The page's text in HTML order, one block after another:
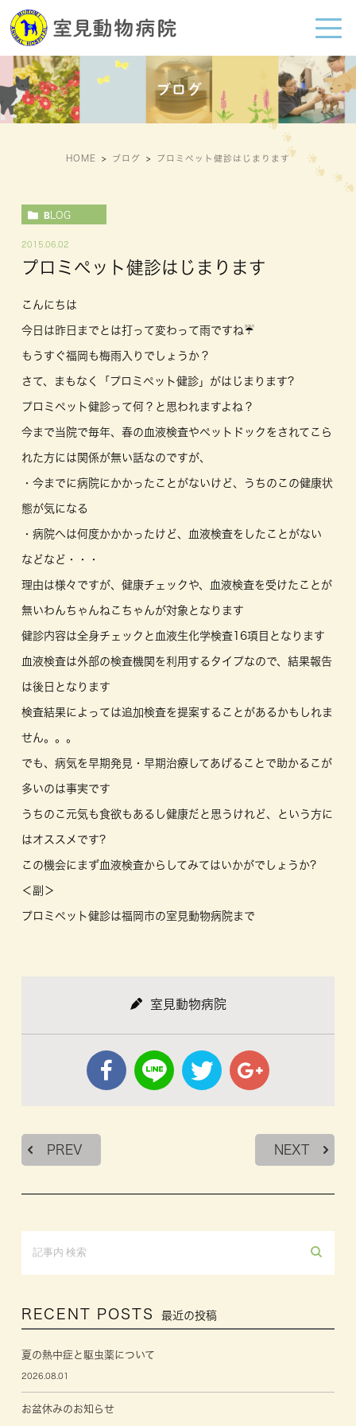
ブログ
HOME ブログ プロミペット健診はじまります
BLOG
2015.06.02
プロミペット健診はじまります
こんにちは
今日は昨日までとは打って変わって雨ですね☔️
もうすぐ福岡も梅雨入りでしょうか？
さて、まもなく「プロミペット健診」がはじまります?
プロミペット健診って何？と思われますよね？
今まで当院で毎年、春の血液検査やペットドックをされてこら
れた方には関係が無い話なのですが、
・今までに病院にかかったことがないけど、うちのこの健康状
態が気になる
・病院へは何度かかかったけど、血液検査をしたことがない
などなど・・・
理由は様々ですが、健康チェックや、血液検査を受けたことが
無いわんちゃんねこちゃんが対象となります
健診内容は全身チェックと血液生化学検査16項目となります
血液検査は外部の検査機関を利用するタイプなので、結果報告
は後日となります
検査結果によっては追加検査を提案することがあるかもしれま
せん。。。
でも、病気を早期発見・早期治療してあげることで助かるこが
多いのは事実です
うちのこ元気も食欲もあるし健康だと思うけれど、という方に
はオススメです?
この機会にまず血液検査からしてみてはいかがでしょうか?
＜副＞
プロミペット健診は福岡市の室見動物病院まで
室見動物病院
PREV NEXT
RECENT POSTS 最近の投稿
夏の熱中症と駆虫薬について
2026.08.01
お盆休みのお知らせ